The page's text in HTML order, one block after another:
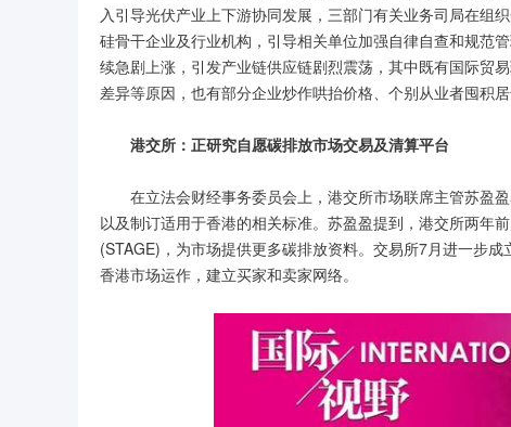
入引导光伏产业上下游协同发展，三部门有关业务司局在组
硅骨干企业及行业机构，引导相关单位加强自律自查和规范
续急剧上涨，引发产业链供应链剧烈震荡，其中既有国际贸
差异等原因，也有部分企业炒作哄抬价格、个别从业者囤积居
港交所：正研究自愿碳排放市场交易及清算平台
在立法会财经事务委员会上，港交所市场联席主管苏盈
以及制订适用于香港的相关标准。苏盈盈提到，港交所两年
(STAGE)，为市场提供更多碳排放资料。交易所7月进一步
香港市场运作，建立买家和卖家网络。